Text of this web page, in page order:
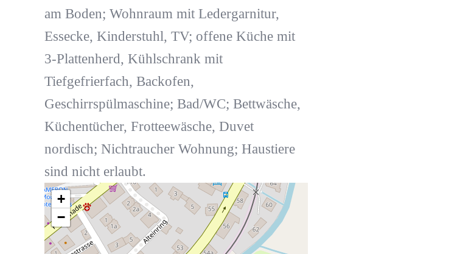
am Boden; Wohnraum mit Ledergarnitur,
Essecke, Kinderstuhl, TV; offene Küche mit
3-Plattenherd, Kühlschrank mit
Tiefgefrierfach, Backofen,
Geschirrspülmaschine; Bad/WC; Bettwäsche,
Küchentücher, Frotteewäsche, Duvet
nordisch; Nichtraucher Wohnung; Haustiere
sind nicht erlaubt.
+
−